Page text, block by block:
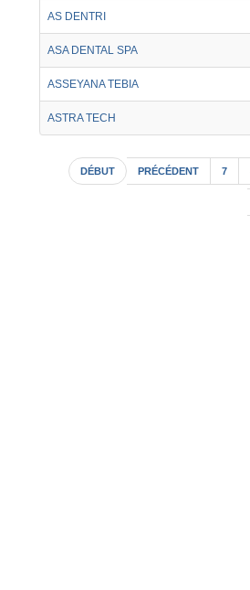
AS DENTRI
ASA DENTAL SPA
ASSEYANA TEBIA
ASTRA TECH
DÉBUT PRÉCÉDENT 7